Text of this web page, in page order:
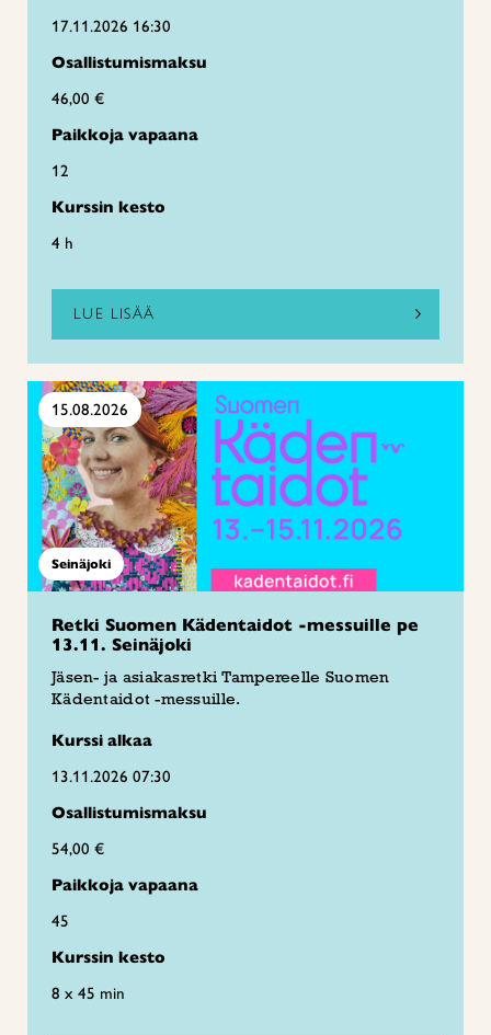
17.11.2026 16:30
Osallistumismaksu
46,00 €
Paikkoja vapaana
12
Kurssin kesto
4 h
LUE LISÄÄ
15.08.2026
Seinäjoki
Retki Suomen Kädentaidot -messuille pe
13.11. Seinäjoki
Jäsen- ja asiakasretki Tampereelle Suomen
Kädentaidot -messuille.
Kurssi alkaa
13.11.2026 07:30
Osallistumismaksu
54,00 €
Paikkoja vapaana
45
Kurssin kesto
8 x 45 min